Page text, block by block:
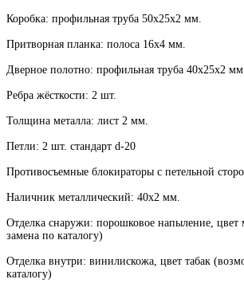
Коробка: профильная труба 50х25х2 мм.
Притворная планка: полоса 16х4 мм.
Дверное полотно: профильная труба 40х25х2 мм.
Ребра жёсткости: 2 шт.
Толщина металла: лист 2 мм.
Петли: 2 шт. стандарт d-20
Противосъемные блокираторы с петельной
Наличник металлический: 40х2 мм.
Отделка снаружи: порошковое напыление, цвет
замена по каталогу)
Отделка внутри: винилискожа, цвет табак
каталогу)